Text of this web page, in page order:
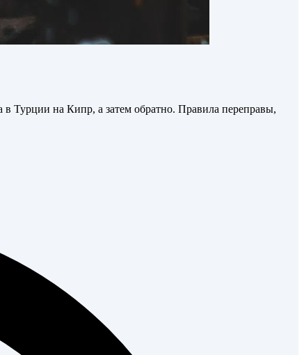
Турции на Кипр, а затем обратно. Правила переправы,